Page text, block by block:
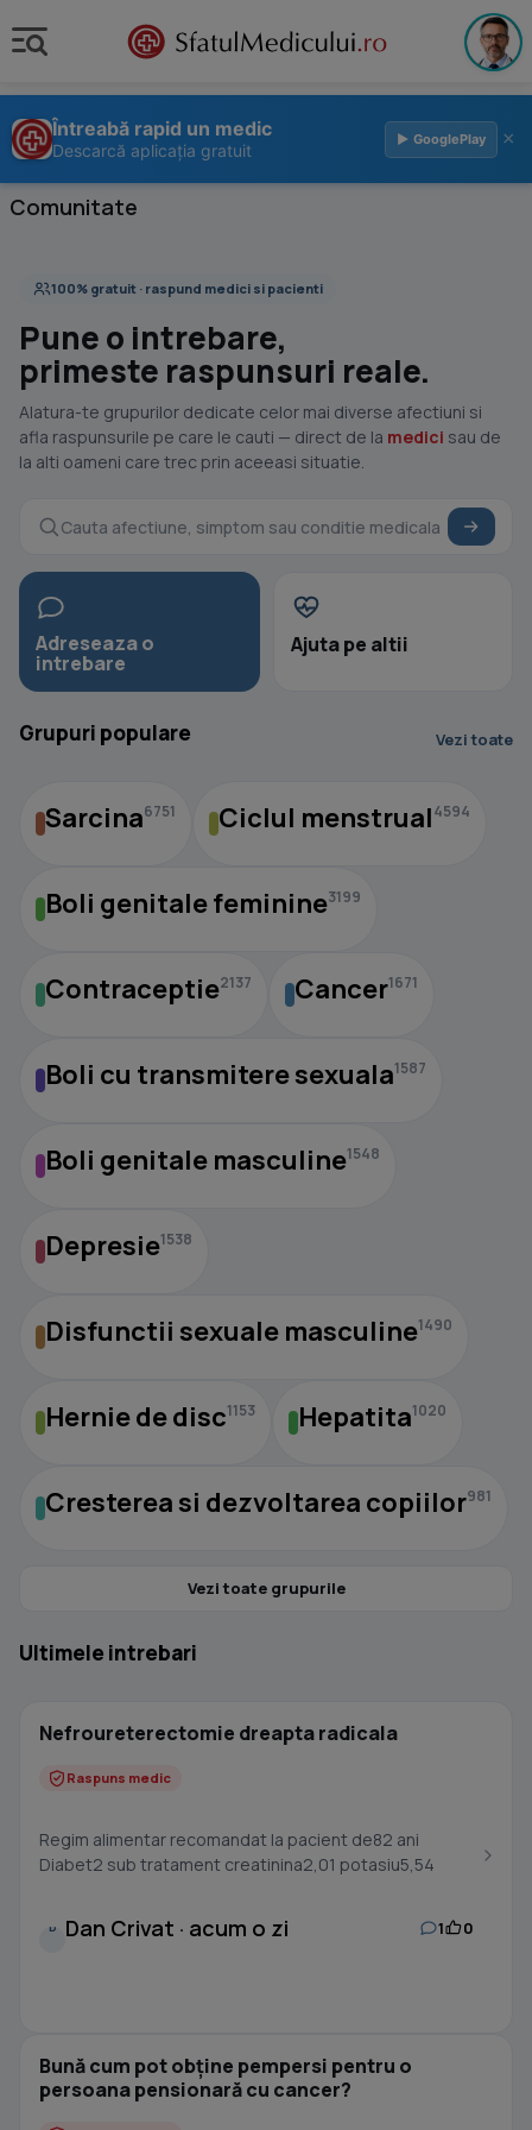
Întreabă rapid un medic
Descarcă aplicația gratuit
▶ GooglePlay ×
Comunitate
100% gratuit · raspund medici si pacienti
Pune o intrebare,
primeste raspunsuri reale.
Alatura-te grupurilor dedicate celor mai diverse afectiuni si
afla raspunsurile pe care le cauti — direct de la medici sau de
la alti oameni care trec prin aceeasi situatie.
Adreseaza o
intrebare
Ajuta pe altii
Grupuri populare Vezi toate
Sarcina6751 Ciclul menstrual4594
Boli genitale feminine3199
Contraceptie2137 Cancer1671
Boli cu transmitere sexuala1587
Boli genitale masculine1548
Depresie1538
Disfunctii sexuale masculine1490
Hernie de disc1153 Hepatita1020
Cresterea si dezvoltarea copiilor981
Vezi toate grupurile
Ultimele intrebari
Nefroureterectomie dreapta radicala
Raspuns medic
Regim alimentar recomandat la pacient de82 ani
Diabet2 sub tratament creatinina2,01 potasiu5,54
D Dan Crivat · acum o zi 1 0
Bună cum pot obține pempersi pentru o
persoana pensionară cu cancer?